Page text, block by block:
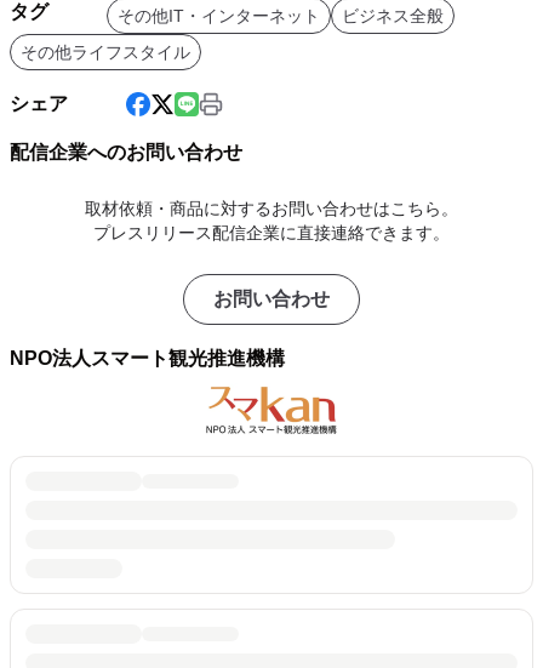
タグ その他IT・インターネット
ビジネス全般
その他ライフスタイル
シェア
配信企業へのお問い合わせ
取材依頼・商品に対するお問い合わせはこちら。
プレスリリース配信企業に直接連絡できます。
お問い合わせ
NPO法人スマート観光推進機構